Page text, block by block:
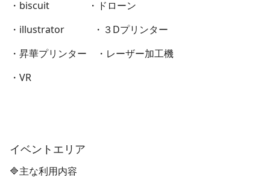
・biscuit ・ドローン
・illustrator ・３Dプリンター
・昇華プリンター ・レーザー加工機
・VR
イベントエリア
🔷主な利用内容